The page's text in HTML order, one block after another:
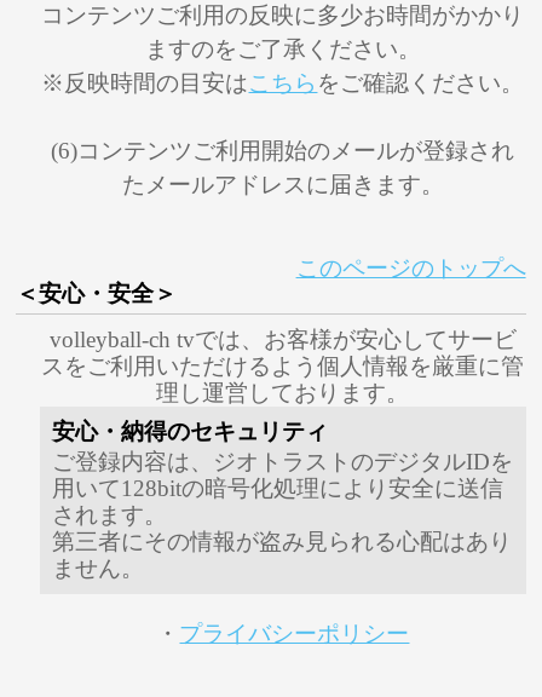
コンテンツご利用の反映に多少お時間がかかり
ますのをご了承ください。
※反映時間の目安はこちら をご確認ください。
(6)コンテンツご利用開始のメールが登録され
たメールアドレスに届きます。
このページのトップへ
＜安心・安全＞
volleyball-ch tvでは、お客様が安心してサービ
スをご利用いただけるよう個人情報を厳重に管
理し運営しております。
安心・納得のセキュリティ
ご登録内容は、ジオトラストのデジタルIDを
用いて128bitの暗号化処理により安全に送信
されます。
第三者にその情報が盗み見られる心配はあり
ません。
・ プライバシーポリシー